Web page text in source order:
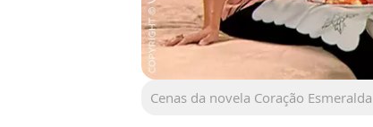
Cenas da novela Coração Esmeralda